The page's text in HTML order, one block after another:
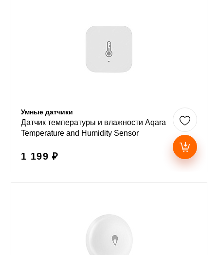
Умные датчики
Датчик температуры и влажности Aqara
Temperature and Humidity Sensor
1 199 ₽